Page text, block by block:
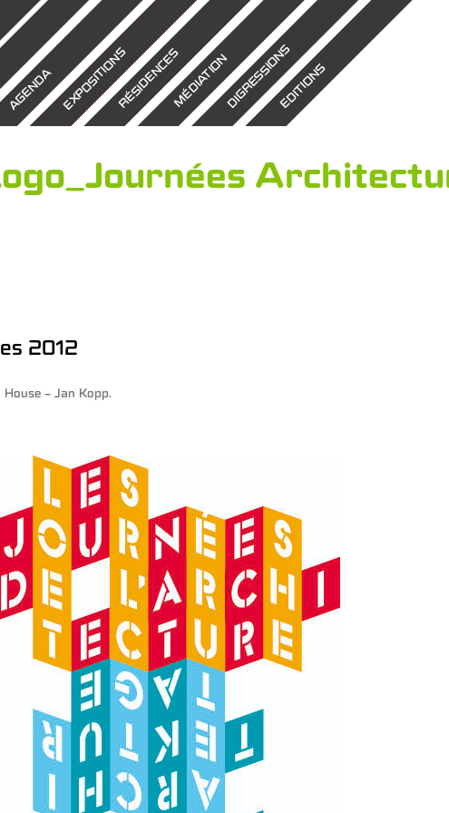
AGENDAEXPOSITIONSRÉSIDENCESMÉDIATIONDIGRESSIONSEDITIONS
2012
House – Jan Kopp.